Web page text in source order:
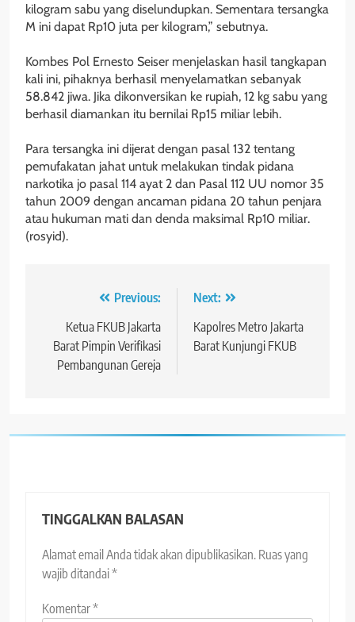
kilogram sabu yang diselundupkan. Sementara tersangka
M ini dapat Rp10 juta per kilogram,” sebutnya.
‎Kombes Pol Ernesto Seiser menjelaskan hasil tangkapan
kali ini, pihaknya berhasil menyelamatkan sebanyak
58.842 jiwa. Jika dikonversikan ke rupiah, 12 kg sabu yang
berhasil diamankan itu bernilai Rp15 miliar lebih.
‎Para tersangka ini dijerat dengan pasal 132 tentang
pemufakatan jahat untuk melakukan tindak pidana
narkotika jo pasal 114 ayat 2 dan Pasal 112 UU nomor 35
tahun 2009 dengan ancaman pidana 20 tahun penjara
atau hukuman mati dan denda maksimal Rp10 miliar.
(rosyid).
Navigasi
pos
Previous:
Ketua FKUB Jakarta
Barat Pimpin Verifikasi
Pembangunan Gereja
Next:
Kapolres Metro Jakarta
Barat Kunjungi FKUB
TINGGALKAN BALASAN
Alamat email Anda tidak akan dipublikasikan. Ruas yang
wajib ditandai*
Komentar*